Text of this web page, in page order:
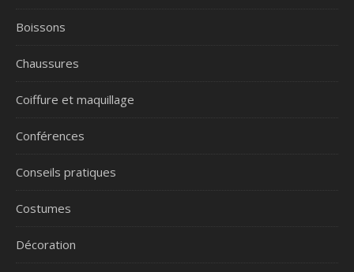
Boissons
Chaussures
Coiffure et maquillage
Conférences
Conseils pratiques
Costumes
Décoration